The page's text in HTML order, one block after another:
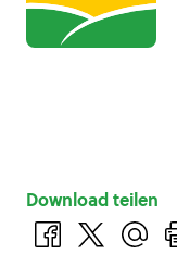
Download teilen